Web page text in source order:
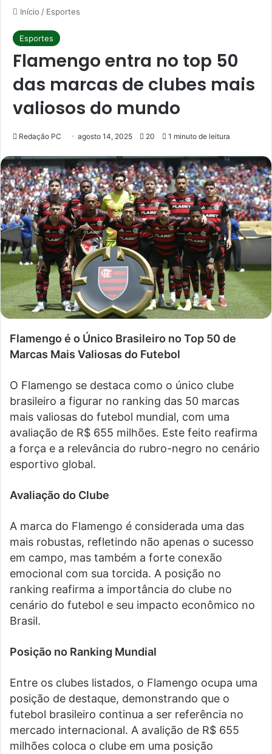
Início / Esportes
Esportes
Flamengo entra no top 50
das marcas de clubes mais
valiosos do mundo
Redação PC agosto 14, 2025 20 1 minuto de leitura
Flamengo é o Único Brasileiro no Top 50 de
Marcas Mais Valiosas do Futebol
O Flamengo se destaca como o único clube
brasileiro a figurar no ranking das 50 marcas
mais valiosas do futebol mundial, com uma
avaliação de R$ 655 milhões. Este feito reafirma
a força e a relevância do rubro-negro no cenário
esportivo global.
Avaliação do Clube
A marca do Flamengo é considerada uma das
mais robustas, refletindo não apenas o sucesso
em campo, mas também a forte conexão
emocional com sua torcida. A posição no
ranking reafirma a importância do clube no
cenário do futebol e seu impacto econômico no
Brasil.
Posição no Ranking Mundial
Entre os clubes listados, o Flamengo ocupa uma
posição de destaque, demonstrando que o
futebol brasileiro continua a ser referência no
mercado internacional. A avalição de R$ 655
milhões coloca o clube em uma posição